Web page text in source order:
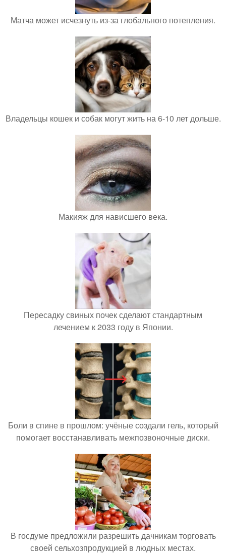
Матча может исчезнуть из-за глобального потепления.
Владельцы кошек и собак могут жить на 6-10 лет дольше.
Макияж для нависшего века.
Пересадку свиных почек сделают стандартным
лечением к 2033 году в Японии.
Боли в спине в прошлом: учёные создали гель, который
помогает восстанавливать межпозвоночные диски.
В госдуме предложили разрешить дачникам торговать
своей сельхозпродукцией в людных местах.